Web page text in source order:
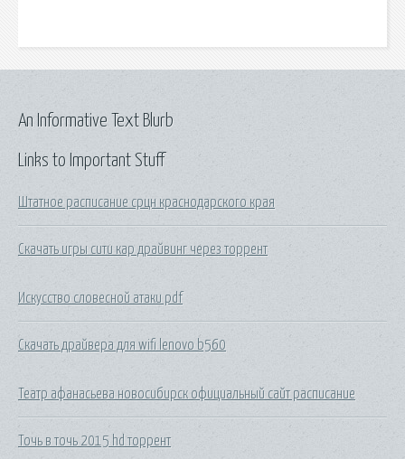
Links to Important Stuff
Штатное расписание срцн краснодарского края
Скачать игры сити кар драйвинг через торрент
Искусство словесной атаки pdf
Скачать драйвера для wifi lenovo b560
Театр афанасьева новосибирск официальный сайт расписание
Точь в точь 2015 hd торрент
An Informative Text Blurb